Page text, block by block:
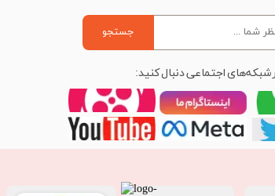
جستجو
شبکه‌های اجتماعی دنبال کنید: